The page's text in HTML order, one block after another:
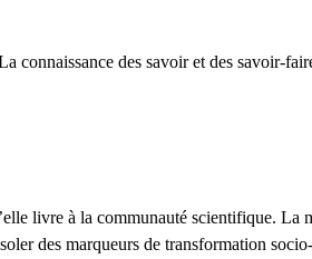
connaissance des savoir et des savoir-
livre à la communauté scientifique.
des marqueurs de transformation